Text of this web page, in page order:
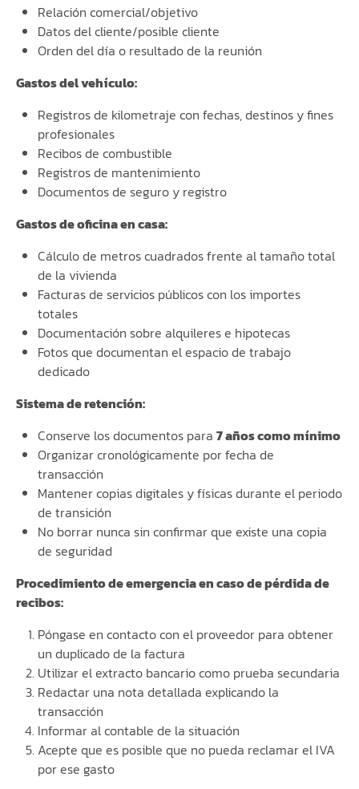
Relación comercial/objetivo
Datos del cliente/posible cliente
Orden del día o resultado de la reunión
Gastos del vehículo:
Registros de kilometraje con fechas, destinos y fines
profesionales
Recibos de combustible
Registros de mantenimiento
Documentos de seguro y registro
Gastos de oficina en casa:
Cálculo de metros cuadrados frente al tamaño total
de la vivienda
Facturas de servicios públicos con los importes
totales
Documentación sobre alquileres e hipotecas
Fotos que documentan el espacio de trabajo
dedicado
Sistema de retención:
Conserve los documentos para7 años como mínimo
Organizar cronológicamente por fecha de
transacción
Mantener copias digitales y físicas durante el periodo
de transición
No borrar nunca sin confirmar que existe una copia
de seguridad
Procedimiento de emergencia en caso de pérdida de
recibos:
Póngase en contacto con el proveedor para obtener
un duplicado de la factura
Utilizar el extracto bancario como prueba secundaria
Redactar una nota detallada explicando la
transacción
Informar al contable de la situación
Acepte que es posible que no pueda reclamar el IVA
por ese gasto